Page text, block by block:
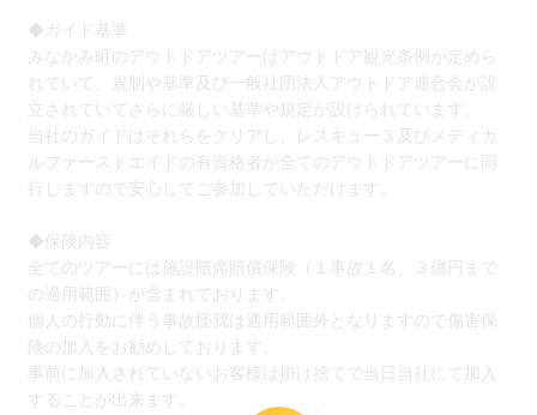
◆ガイド基準
みなかみ町のアウトドアツアーはアウトドア観光条例が定めら
れていて、規制や基準及び一般社団法人アウトドア連合会が設
立されていてさらに厳しい基準や規定が設けられています。
当社のガイドはそれらをクリアし、レスキュー３及びメディカ
ルファーストエイドの有資格者が全てのアウトドアツアーに同
行しますので安心してご参加していただけます。
◆保険内容
全てのツアーには施設陪席賠償保険（１事故１名、３億円まで
の適用範囲）が含まれております。
個人の行動に伴う事故怪我は適用範囲外となりますので傷害保
険の加入をお勧めしております。
事前に加入されていないお客様は掛け捨てで当日当社にて加入
することが出来ます。